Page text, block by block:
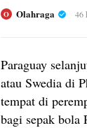
O Olahraga 46
Paraguay
atau Swedia di
tempat di
bagi sepak bola